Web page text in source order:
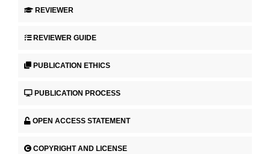
REVIEWER
REVIEWER GUIDE
PUBLICATION ETHICS
PUBLICATION PROCESS
OPEN ACCESS STATEMENT
COPYRIGHT AND LICENSE